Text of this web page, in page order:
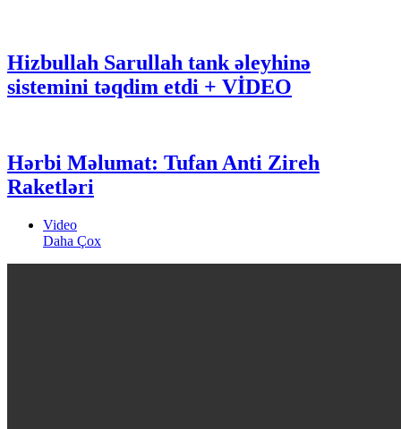
Hizbullah Sarullah tank əleyhinə
sistemini təqdim etdi + VİDEO
Hərbi Məlumat: Tufan Anti Zireh
Raketləri
Video
Daha Çox